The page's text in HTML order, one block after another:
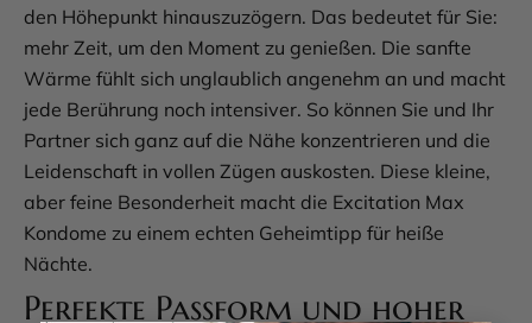
den Höhepunkt hinauszuzögern. Das bedeutet für Sie:
mehr Zeit, um den Moment zu genießen. Die sanfte
Wärme fühlt sich unglaublich angenehm an und macht
jede Berührung noch intensiver. So können Sie und Ihr
Partner sich ganz auf die Nähe konzentrieren und die
Leidenschaft in vollen Zügen auskosten. Diese kleine,
aber feine Besonderheit macht die Excitation Max
Kondome zu einem echten Geheimtipp für heiße
Nächte.
Perfekte Passform und hoher